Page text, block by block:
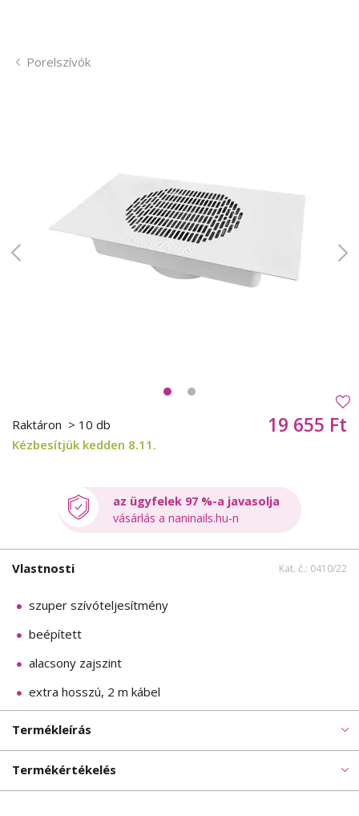
Porelszívók
Raktáron > 10 db
Kézbesítjük kedden 8.11.
19 655 Ft
az ügyfelek 97 %-a javasolja
vásárlás a naninails.hu-n
Vlastnosti Kat. č.: 0410/22
szuper szívóteljesítmény
beépített
alacsony zajszint
extra hosszú, 2 m kábel
Termékleírás
Termékértékelés